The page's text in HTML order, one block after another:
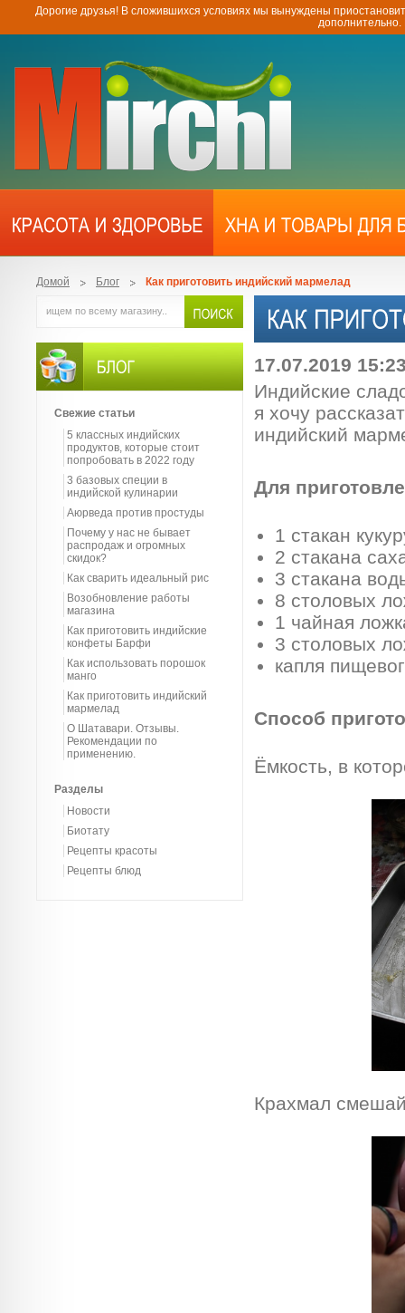
Дорогие друзья! В сложившихся условиях мы вынуждены
Домой Блог Как приготовить индийский мармелад
17.07.2019
Индийские
я хочу
индийский
Для
1 стакан
2 стакана
3 стакана
8 столовых
1 чайная
3 столовых
капля
Способ
Ёмкость, в
Крахмал
Свежие статьи
5 классных индийских
продуктов, которые стоит
попробовать в 2022 году
3 базовых специи в
индийской кулинарии
Аюрведа против простуды
Почему у нас не бывает
распродаж и огромных
скидок?
Как сварить идеальный рис
Возобновление работы
магазина
Как приготовить индийские
конфеты Барфи
Как использовать порошок
манго
Как приготовить индийский
мармелад
О Шатавари. Отзывы.
Рекомендации по
применению.
Разделы
Новости
Биотату
Рецепты красоты
Рецепты блюд